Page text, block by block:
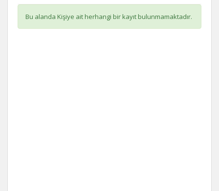
Bu alanda Kişiye ait herhangi bir kayıt bulunmamaktadır.